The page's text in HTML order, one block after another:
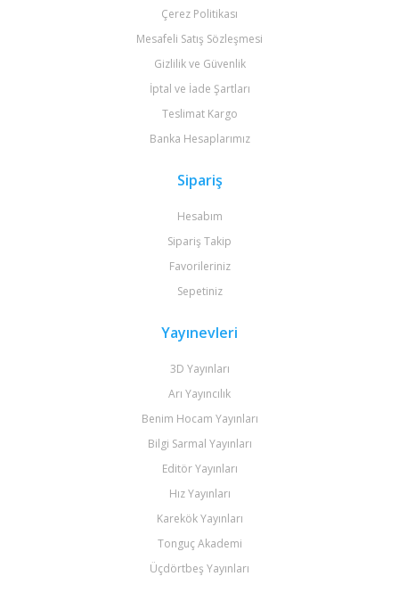
Çerez Politikası
Mesafeli Satış Sözleşmesi
Gizlilik ve Güvenlik
İptal ve İade Şartları
Teslimat Kargo
Banka Hesaplarımız
Sipariş
Hesabım
Sipariş Takip
Favorileriniz
Sepetiniz
Yayınevleri
3D Yayınları
Arı Yayıncılık
Benim Hocam Yayınları
Bilgi Sarmal Yayınları
Editör Yayınları
Hız Yayınları
Karekök Yayınları
Tonguç Akademi
Üçdörtbeş Yayınları